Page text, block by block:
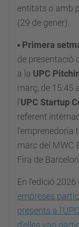
entitats o amb
(29 de gener).
▪ Primera
de presentació
a la UPC
març, de 15:45
l'UPC Startup
referent
marc del MWC
Fira de
En l'edició 2026
empreses
presents a